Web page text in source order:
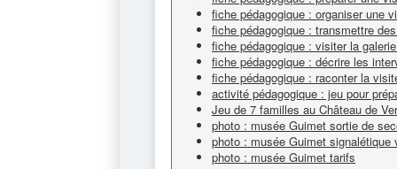
fiche pédagogique : organiser une
fiche pédagogique : transmettre
fiche pédagogique : visiter la
fiche pédagogique : décrire les
fiche pédagogique : raconter la
activité pédagogique : jeu pour
Jeu de 7 familles au Château de
photo : musée Guimet sortie de
photo : musée Guimet signalétique
photo : musée Guimet tarifs